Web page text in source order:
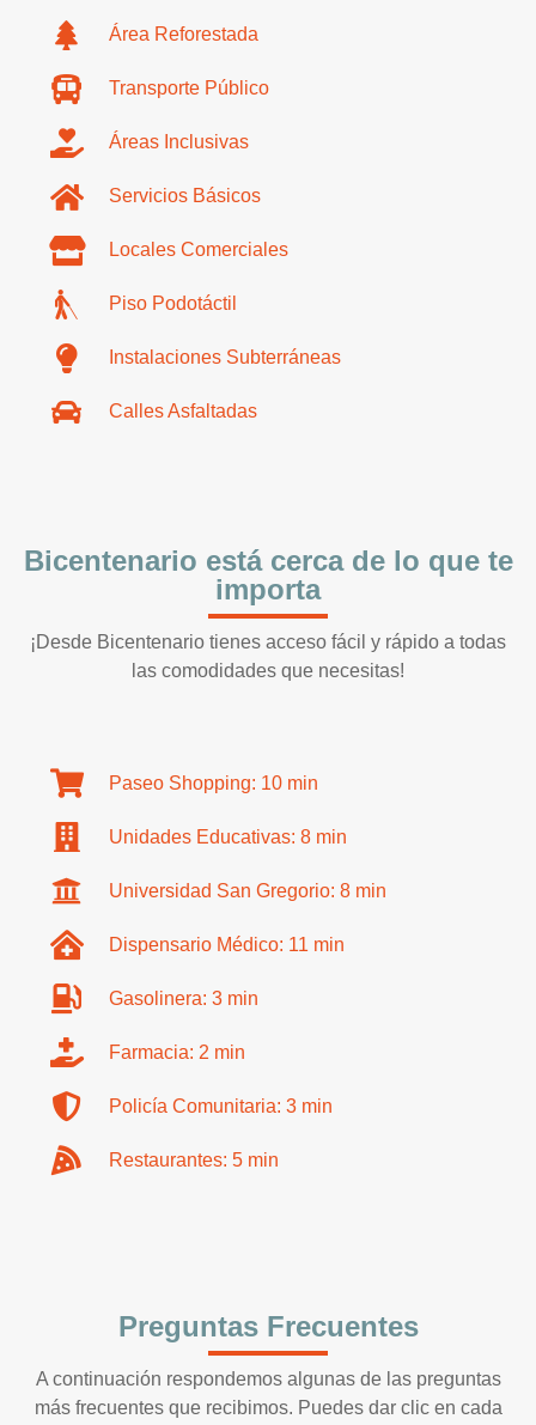
Área Reforestada
Transporte Público
Áreas Inclusivas
Servicios Básicos
Locales Comerciales
Piso Podotáctil
Instalaciones Subterráneas
Calles Asfaltadas
Bicentenario está cerca de lo que te
importa
¡Desde Bicentenario tienes acceso fácil y rápido a todas
las comodidades que necesitas!
Paseo Shopping: 10 min
Unidades Educativas: 8 min
Universidad San Gregorio: 8 min
Dispensario Médico: 11 min
Gasolinera: 3 min
Farmacia: 2 min
Policía Comunitaria: 3 min
Restaurantes: 5 min
Preguntas Frecuentes
A continuación respondemos algunas de las preguntas
más frecuentes que recibimos. Puedes dar clic en cada